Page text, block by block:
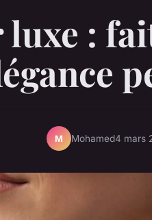
:
M Mohamed4 mars